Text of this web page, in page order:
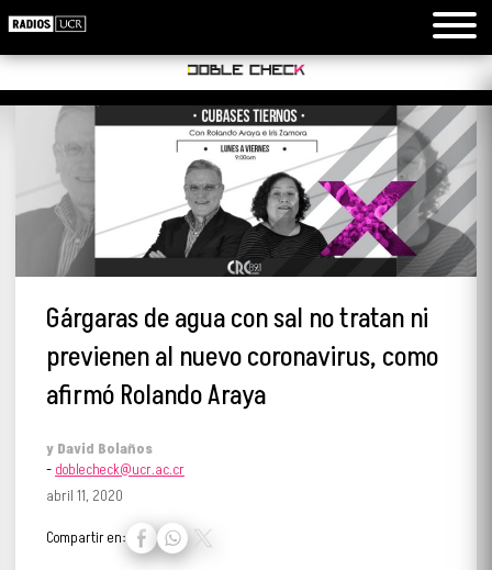
Gárgaras de agua con sal no tratan ni
previenen al nuevo coronavirus, como
afirmó Rolando Araya
y David Bolaños
- doblecheck@ucr.ac.cr
abril 11, 2020
Compartir en: